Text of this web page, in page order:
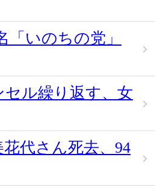
「いのちの党」
セル繰り返す、女
代さん死去、94